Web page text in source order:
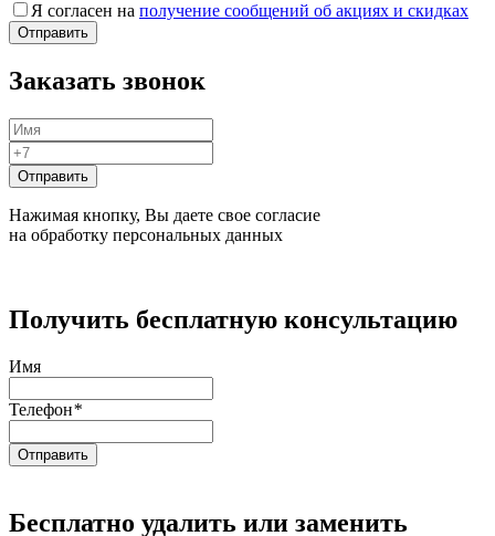
Я согласен на получение сообщений об акциях и скидках
Заказать звонок
Нажимая кнопку, Вы даете свое согласие
на обработку персональных данных
Получить бесплатную консультацию
Имя
Телефон*
Бесплатно удалить или заменить